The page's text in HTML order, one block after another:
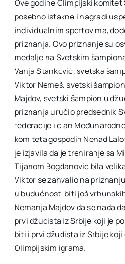
Ove godine Olimpijski komitet
posebno istakne i nagradi
individualnim sportovima,
priznanja. Ovo priznanje su
medalje na Svetskim
Vanja Stanković, svetska
Viktor Nemeš, svetski
Majdov, svetski šampion u
priznanja uručio predsednik
federacije i član
komiteta gospodin Nenad
je izjavila da je treniranje sa
Tijanom Bogdanović bila
Viktor se zahvalio na
u budućnosti biti još
Nemanja Majdov da se nada
prvi džudista iz Srbije koji je
biti i prvi džudista iz Srbije
Olimpijskim igrama.